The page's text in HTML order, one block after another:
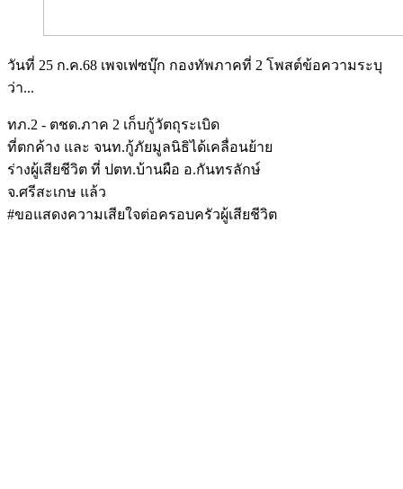
วันที่ 25 ก.ค.68 เพจเฟซบุ๊ก กองทัพภาคที่ 2 โพสต์ข้อความระบุ
ว่า...
ทภ.2 - ตชด.ภาค 2 เก็บกู้วัตถุระเบิด
ที่ตกค้าง และ จนท.กู้ภัยมูลนิธิได้เคลื่อนย้าย
ร่างผู้เสียชีวิต ที่ ปตท.บ้านผือ อ.กันทรลักษ์
จ.ศรีสะเกษ แล้ว
#ขอแสดงความเสียใจต่อครอบครัวผู้เสียชีวิต